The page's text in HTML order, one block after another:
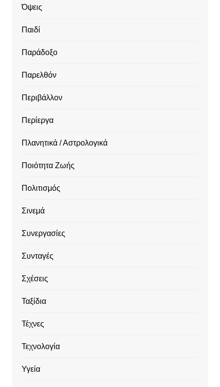
Όψεις
Παιδί
Παράδοξο
Παρελθόν
Περιβάλλον
Περίεργα
Πλανητικά / Αστρολογικά
Ποιότητα Ζωής
Πολιτισμός
Σινεμά
Συνεργασίες
Συνταγές
Σχέσεις
Ταξίδια
Τέχνες
Τεχνολογία
Υγεία